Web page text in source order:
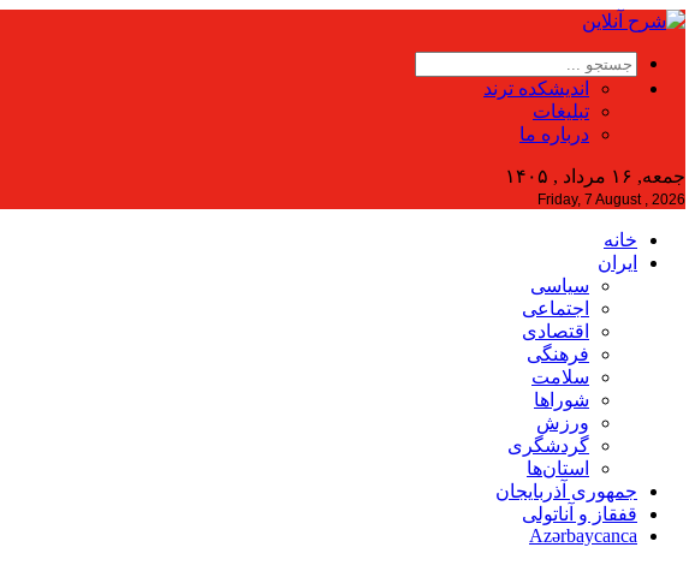
اندیشکده ترند
تبلیغات
درباره ما
جمعه, ۱۶ مرداد , ۱۴۰۵
Friday, 7 August , 2026
خانه
ایران
سیاسی
اجتماعی
اقتصادی
فرهنگی
سلامت
شوراها
ورزش
گردشگری
استان‌ها
جمهوری آذربایجان
قفقاز و آناتولی
Azərbaycanca